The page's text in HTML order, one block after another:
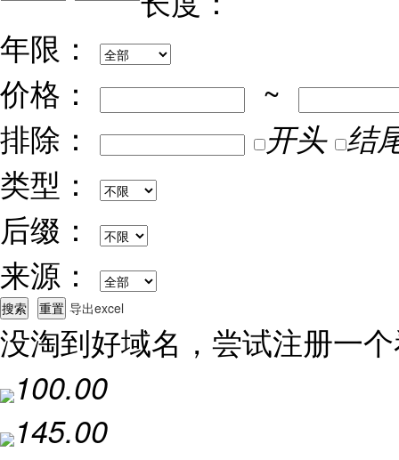
年限：
价格：
~
排除：
开头 结
类型：
后缀：
来源：
导出excel
没淘到好域名，尝试注册一
100.00
145.00